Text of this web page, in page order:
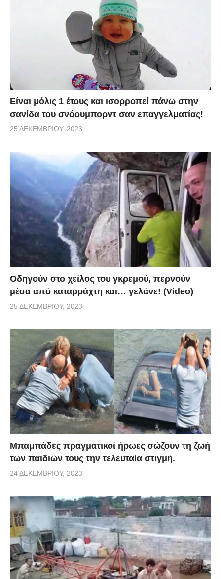
Είναι μόλις 1 έτους και ισορροπεί πάνω στην
σανίδα του σνόουμπορντ σαν επαγγελματίας!
25 ΔΕΚΕΜΒΡΊΟΥ, 2023
Οδηγούν στο χείλος του γκρεμού, περνούν
μέσα από καταρράχτη και… γελάνε! (Video)
25 ΔΕΚΕΜΒΡΊΟΥ, 2023
Μπαμπάδες πραγματικοί ήρωες σώζουν τη ζωή
των παιδιών τους την τελευταία στιγμή.
24 ΔΕΚΕΜΒΡΊΟΥ, 2023